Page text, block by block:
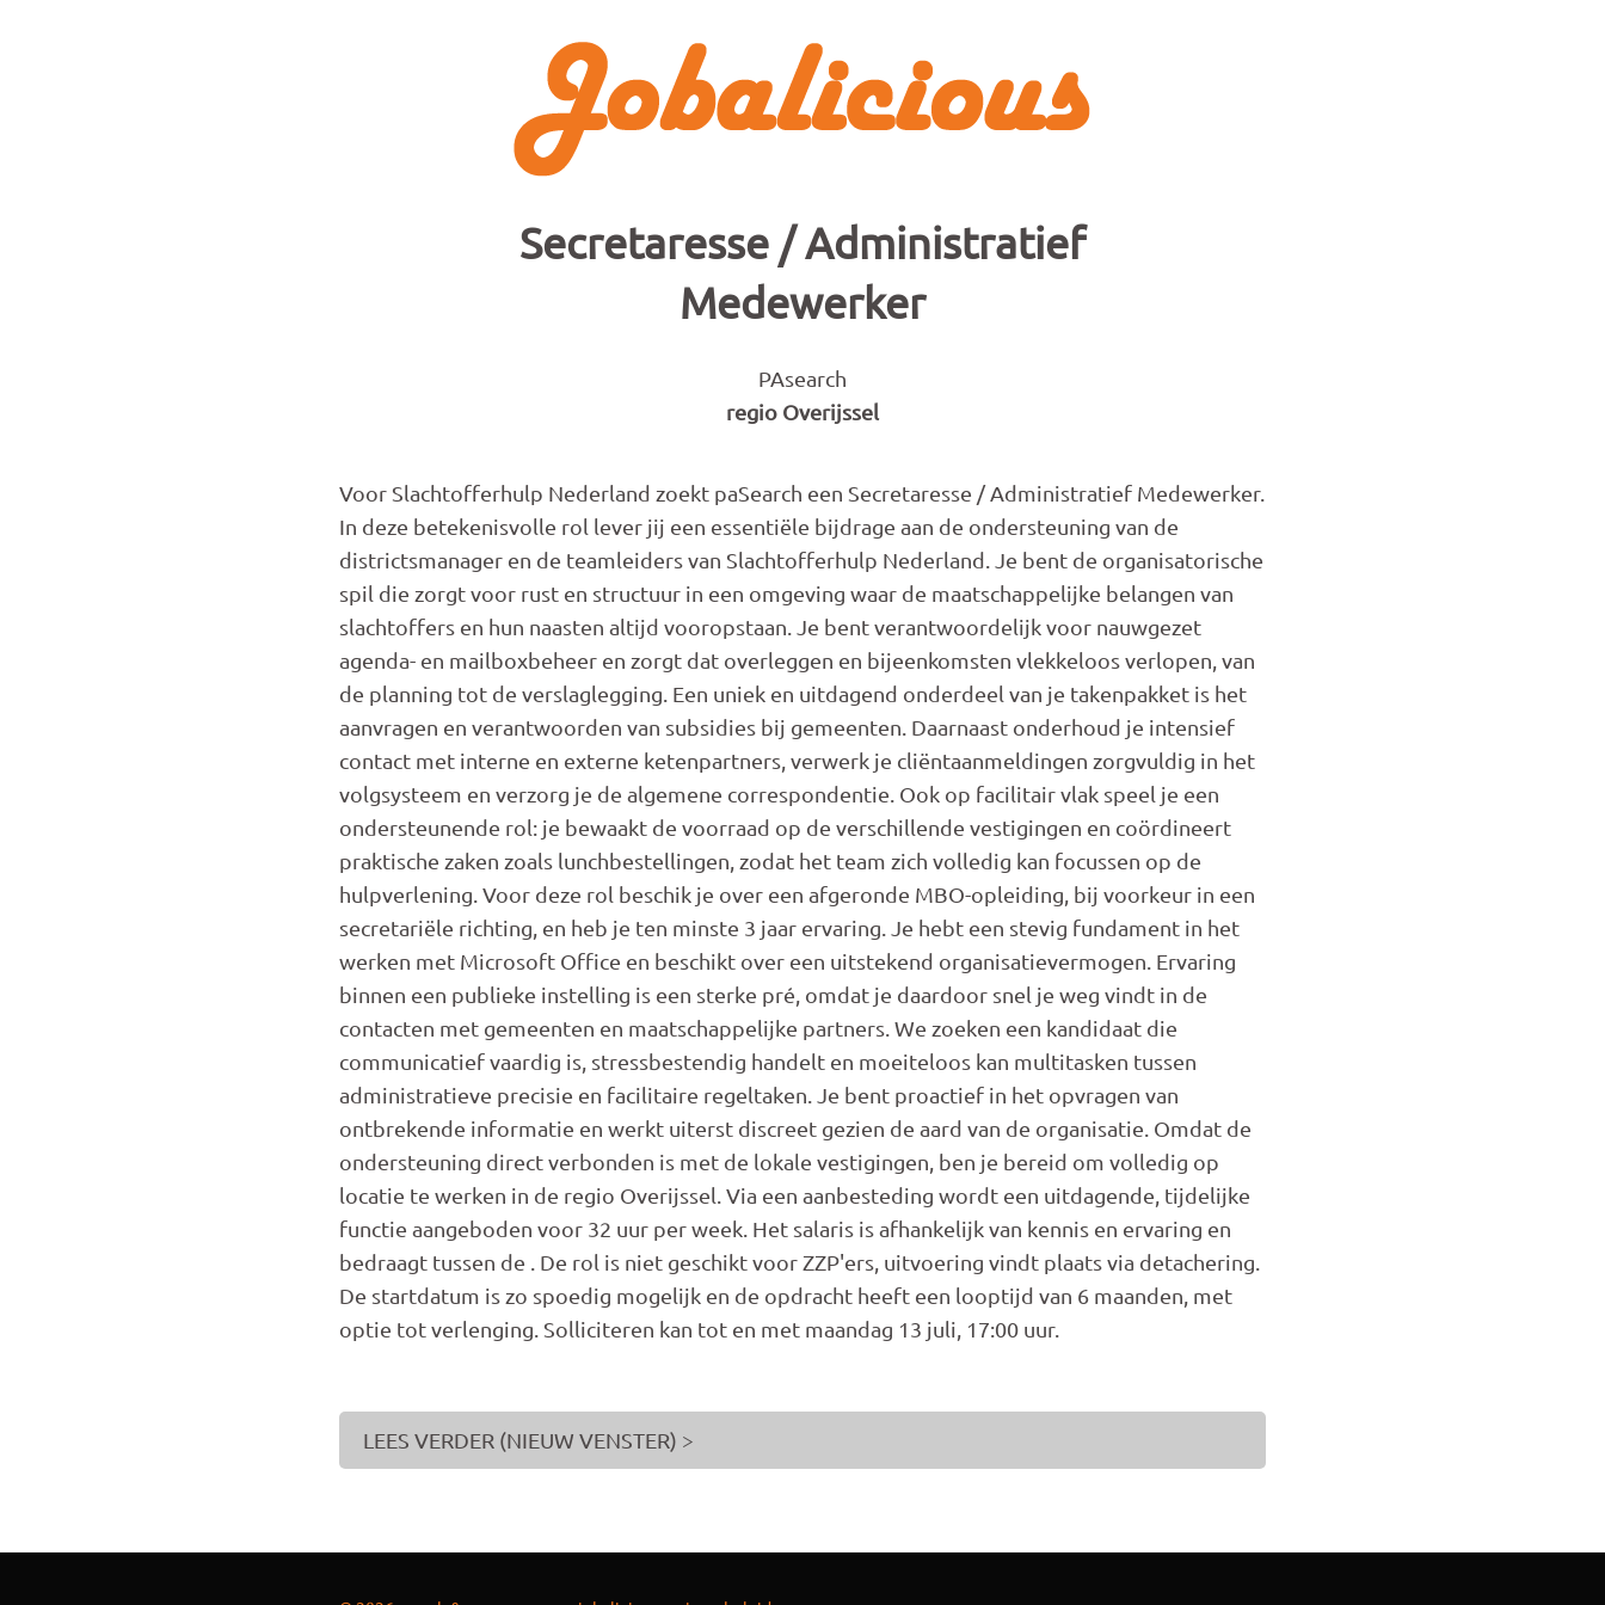
Secretaresse / Administratief
Medewerker
PAsearch
regio Overijssel
Voor Slachtofferhulp Nederland zoekt paSearch een Secretaresse / Administratief Medewerker.
In deze betekenisvolle rol lever jij een essentiële bijdrage aan de ondersteuning van de
districtsmanager en de teamleiders van Slachtofferhulp Nederland. Je bent de organisatorische
spil die zorgt voor rust en structuur in een omgeving waar de maatschappelijke belangen van
slachtoffers en hun naasten altijd vooropstaan. Je bent verantwoordelijk voor nauwgezet
agenda- en mailboxbeheer en zorgt dat overleggen en bijeenkomsten vlekkeloos verlopen, van
de planning tot de verslaglegging. Een uniek en uitdagend onderdeel van je takenpakket is het
aanvragen en verantwoorden van subsidies bij gemeenten. Daarnaast onderhoud je intensief
contact met interne en externe ketenpartners, verwerk je cliëntaanmeldingen zorgvuldig in het
volgsysteem en verzorg je de algemene correspondentie. Ook op facilitair vlak speel je een
ondersteunende rol: je bewaakt de voorraad op de verschillende vestigingen en coördineert
praktische zaken zoals lunchbestellingen, zodat het team zich volledig kan focussen op de
hulpverlening. Voor deze rol beschik je over een afgeronde MBO-opleiding, bij voorkeur in een
secretariële richting, en heb je ten minste 3 jaar ervaring. Je hebt een stevig fundament in het
werken met Microsoft Office en beschikt over een uitstekend organisatievermogen. Ervaring
binnen een publieke instelling is een sterke pré, omdat je daardoor snel je weg vindt in de
contacten met gemeenten en maatschappelijke partners. We zoeken een kandidaat die
communicatief vaardig is, stressbestendig handelt en moeiteloos kan multitasken tussen
administratieve precisie en facilitaire regeltaken. Je bent proactief in het opvragen van
ontbrekende informatie en werkt uiterst discreet gezien de aard van de organisatie. Omdat de
ondersteuning direct verbonden is met de lokale vestigingen, ben je bereid om volledig op
locatie te werken in de regio Overijssel. Via een aanbesteding wordt een uitdagende, tijdelijke
functie aangeboden voor 32 uur per week. Het salaris is afhankelijk van kennis en ervaring en
bedraagt tussen de . De rol is niet geschikt voor ZZP'ers, uitvoering vindt plaats via detachering.
De startdatum is zo spoedig mogelijk en de opdracht heeft een looptijd van 6 maanden, met
optie tot verlenging. Solliciteren kan tot en met maandag 13 juli, 17:00 uur.
LEES VERDER (NIEUW VENSTER) >